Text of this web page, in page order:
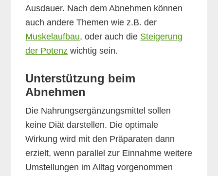
Ausdauer. Nach dem Abnehmen können
auch andere Themen wie z.B. der
Muskelaufbau, oder auch die Steigerung
der Potenz wichtig sein.
Unterstützung beim
Abnehmen
Die Nahrungsergänzungsmittel sollen
keine Diät darstellen. Die optimale
Wirkung wird mit den Präparaten dann
erzielt, wenn parallel zur Einnahme weitere
Umstellungen im Alltag vorgenommen